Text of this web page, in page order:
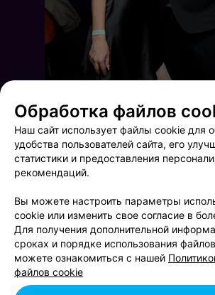
Новогодний корпоратив
Обработка файлов
Наш сайт использует файлы cookie для
удобства пользователей сайта, его
статистики и предоставления
рекомендаций.
Вы можете настроить параметры
cookie или изменить свое согласие в
Для получения дополнительной
сроках и порядке использования
можете ознакомиться с нашей
файлов cookie